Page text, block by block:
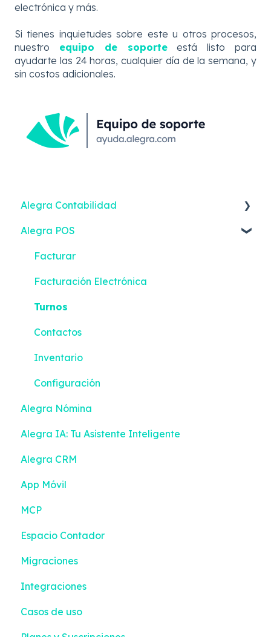
electrónica y más.
Si tienes inquietudes sobre este u otros procesos,
nuestro equipo de soporteestá listo para
ayudarte las 24 horas, cualquier día de la semana, y
sin costos adicionales.
Alegra Contabilidad
Facturación Electrónica
Ingresos
Gastos
Contactos
Inventario
Bancos
Contabilidad
Reportes Inteligentes
Configuración
Impuestos y Retenciones
Alegra POS
Facturar
Facturación Electrónica
Turnos
Contactos
Inventario
Configuración
Alegra Nómina
Alegra IA: Tu Asistente Inteligente
Alegra CRM
App Móvil
MCP
Espacio Contador
Migraciones
Integraciones
Casos de uso